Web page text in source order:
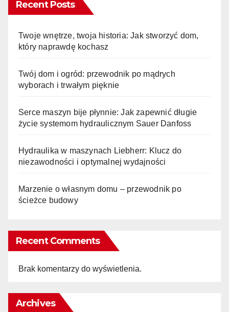
Recent Posts
Twoje wnętrze, twoja historia: Jak stworzyć dom,
który naprawdę kochasz
Twój dom i ogród: przewodnik po mądrych
wyborach i trwałym pięknie
Serce maszyn bije płynnie: Jak zapewnić długie
życie systemom hydraulicznym Sauer Danfoss
Hydraulika w maszynach Liebherr: Klucz do
niezawodności i optymalnej wydajności
Marzenie o własnym domu – przewodnik po
ścieżce budowy
Recent Comments
Brak komentarzy do wyświetlenia.
Archives